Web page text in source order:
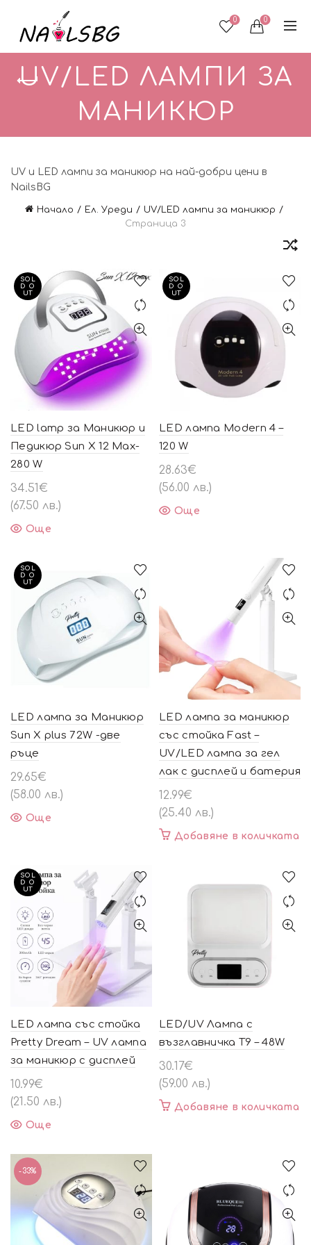
0 0
UV/LED ЛАМПИ ЗА
МАНИКЮР
UV и LED лампи за маникюр на най-добри цени в
NailsBG
Начало Ел. Уреди
UV/LED лампи за маникюр
Страница 3
SOL
D O
UT
LED lamp за Маникюр и
Педикюр Sun X 12 Max-
280 W
34.51€
(67.50 лв.)
Още
SOL
D O
UT
LED лампа Modern 4 –
120 W
28.63€
(56.00 лв.)
Още
SOL
D O
UT
LED лампа за Маникюр
Sun X plus 72W -две
ръце
29.65€
(58.00 лв.)
Още
LED лампа за маникюр
със стойка Fast –
UV/LED лампа за гел
лак с дисплей и батерия
12.99€
(25.40 лв.)
Добавяне в количката
SOL
D O
UT
LED лампа със стойка
Pretty Dream – UV лампа
за маникюр с дисплей
10.99€
(21.50 лв.)
Още
LED/UV Лампа с
възглавничка T9 – 48W
30.17€
(59.00 лв.)
Добавяне в количката
-33%